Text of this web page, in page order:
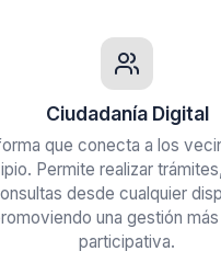
Ciudadanía Digital
que conecta a los
Permite realizar
desde cualquier
una gestión
participativa.